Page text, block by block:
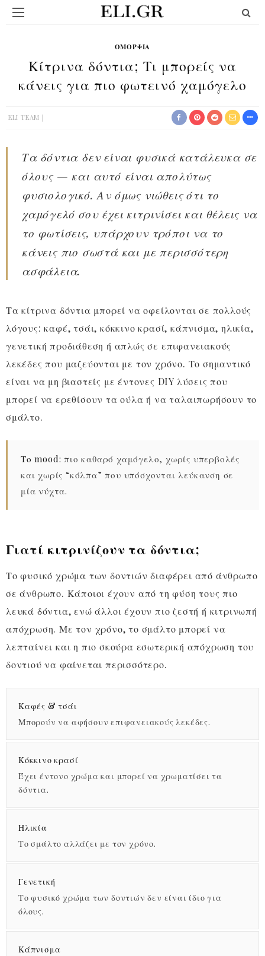
ΟΜΟΡΦΙΆ
Κίτρινα δόντια; Τι μπορείς να
κάνεις για πιο φωτεινό χαμόγελο
ELI TEAM
Τα δόντια δεν είναι φυσικά κατάλευκα σε
όλους — και αυτό είναι απολύτως
φυσιολογικό. Αν όμως νιώθεις ότι το
χαμόγελό σου έχει κιτρινίσει και θέλεις να
το φωτίσεις, υπάρχουν τρόποι να το
κάνεις πιο σωστά και με περισσότερη
ασφάλεια.
Τα κίτρινα δόντια μπορεί να οφείλονται σε πολλούς
λόγους: καφέ, τσάι, κόκκινο κρασί, κάπνισμα, ηλικία,
γενετική προδιάθεση ή απλώς σε επιφανειακούς
λεκέδες που μαζεύονται με τον χρόνο. Το σημαντικό
είναι να μη βιαστείς με έντονες DIY λύσεις που
μπορεί να ερεθίσουν τα ούλα ή να ταλαιπωρήσουν το
σμάλτο.
Το mood: πιο καθαρό χαμόγελο, χωρίς υπερβολές
και χωρίς “κόλπα” που υπόσχονται λεύκανση σε
μία νύχτα.
Γιατί κιτρινίζουν τα δόντια;
Το φυσικό χρώμα των δοντιών διαφέρει από άνθρωπο
σε άνθρωπο. Κάποιοι έχουν από τη φύση τους πιο
λευκά δόντια, ενώ άλλοι έχουν πιο ζεστή ή κιτρινωπή
απόχρωση. Με τον χρόνο, το σμάλτο μπορεί να
λεπταίνει και η πιο σκούρα εσωτερική απόχρωση του
δοντιού να φαίνεται περισσότερο.
Καφές & τσάι
Μπορούν να αφήσουν επιφανειακούς λεκέδες.
Κόκκινο κρασί
Έχει έντονο χρώμα και μπορεί να χρωματίσει τα
δόντια.
Ηλικία
Το σμάλτο αλλάζει με τον χρόνο.
Γενετική
Το φυσικό χρώμα των δοντιών δεν είναι ίδιο για
όλους.
Κάπνισμα